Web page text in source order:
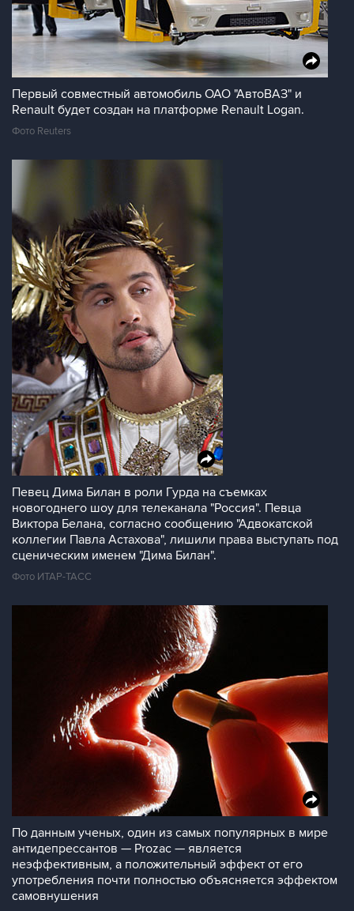
Первый совместный автомобиль ОАО "АвтоВАЗ" и
Renault будет создан на платформе Renault Logan.
Фото Reuters
Певец Дима Билан в роли Гурда на съемках
новогоднего шоу для телеканала "Россия". Певца
Виктора Белана, согласно сообщению "Адвокатской
коллегии Павла Астахова", лишили права выступать под
сценическим именем "Дима Билан".
Фото ИТАР-ТАСС
По данным ученых, один из самых популярных в мире
антидепрессантов — Prozac — является
неэффективным, а положительный эффект от его
употребления почти полностью объясняется эффектом
самовнушения